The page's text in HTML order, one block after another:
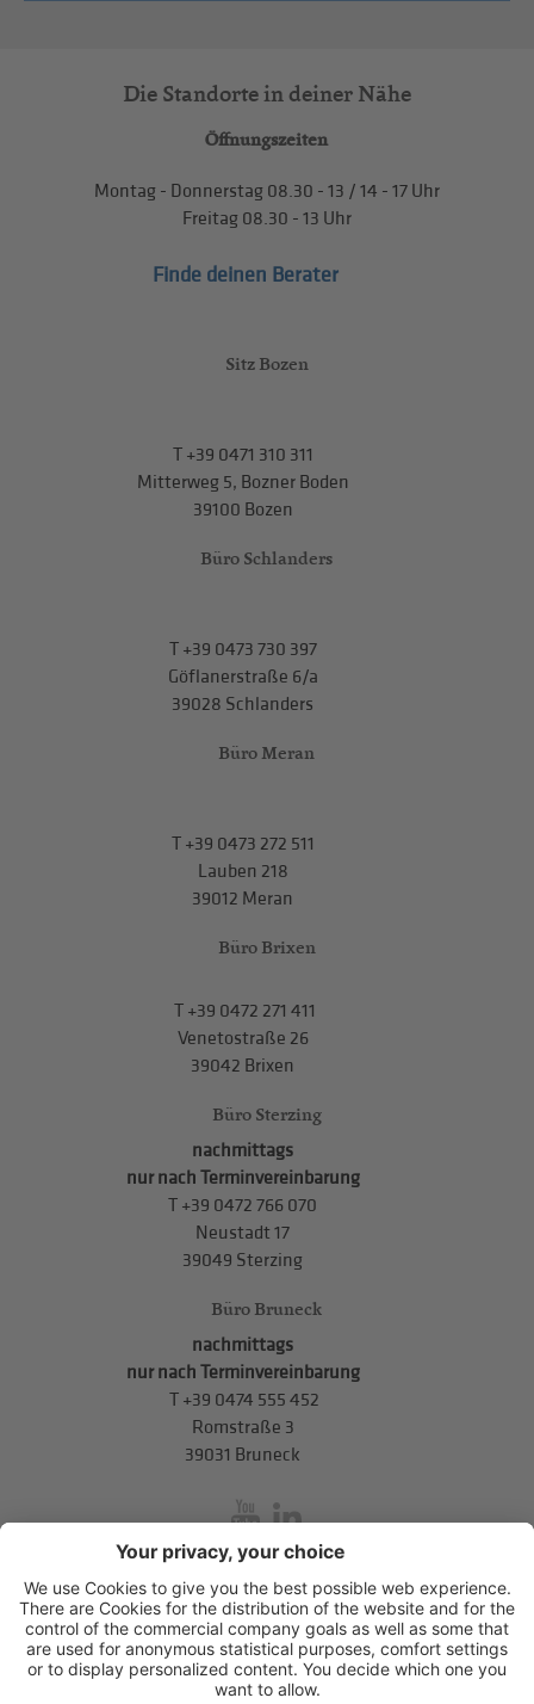
Die Standorte in deiner Nähe
Öffnungszeiten
Montag - Donnerstag 08.30 - 13 / 14 - 17 Uhr
Freitag 08.30 - 13 Uhr
Finde deinen Berater
Sitz Bozen
T+39 0471 310 311
Mitterweg 5, Bozner Boden
39100 Bozen
Büro Schlanders
T+39 0473 730 397
Göflanerstraße 6/a
39028 Schlanders
Büro Meran
T+39 0473 272 511
Lauben 218
39012 Meran
Büro Brixen
T+39 0472 271 411
Venetostraße 26
39042 Brixen
Büro Sterzing
nachmittags
nur nach Terminvereinbarung
T +39 0472 766 070
Neustadt 17
39049 Sterzing
Büro Bruneck
nachmittags
nur nach Terminvereinbarung
T +39 0474 555 452
Romstraße 3
39031 Bruneck
inService
Mitterweg 5, Bozner Boden,I-39100Bozen.T+39 0471 310
311. info@hds-bz.it
Impressum
Datenschutzerklärung